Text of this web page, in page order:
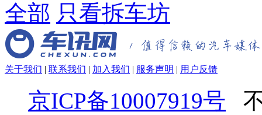
全部 只看拆车坊
关于我们 | 联系我们 | 加入我们 | 服务声明 | 用户反馈
京ICP备10007919号